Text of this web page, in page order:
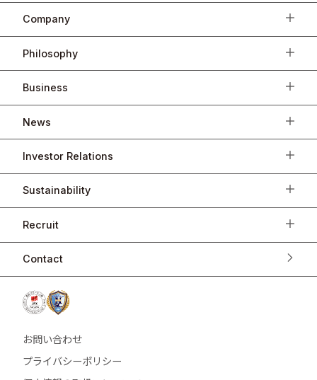
Company
Philosophy
Business
News
Investor Relations
Sustainability
Recruit
Contact
お問い合わせ
プライバシーポリシー